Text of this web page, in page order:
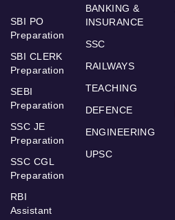
SBI PO
Preparation
SBI CLERK
Preparation
SEBI
Preparation
SSC JE
Preparation
SSC CGL
Preparation
RBI
Assistant
BANKING &
INSURANCE
SSC
RAILWAYS
TEACHING
DEFENCE
ENGINEERING
UPSC